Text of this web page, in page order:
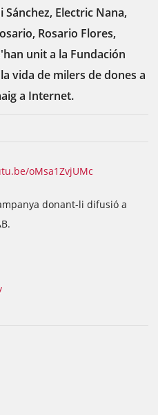
Electric Nana,
Rosario Flores,
unit a la Fundación
vida de milers de dones a
a Internet.
oMsa1ZvjUMc
donant-li difusió a